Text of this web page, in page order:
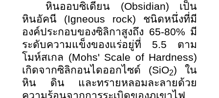
หินออบซิเดียน (Obsidian) เป็น
หินอัคนี (Igneous rock) ชนิดหนึ่งที่มี
องค์ประกอบของซิลิกาสูงถึง 65-80% มี
ระดับความแข็งของแร่อยู่ที่ 5.5 ตาม
โมห์สเกล (Mohs' Scale of Hardness)
เกิดจากซิลิกอนไดออกไซด์ (SiO2) ใน
หิน ดิน และทรายหลอมละลายด้วย